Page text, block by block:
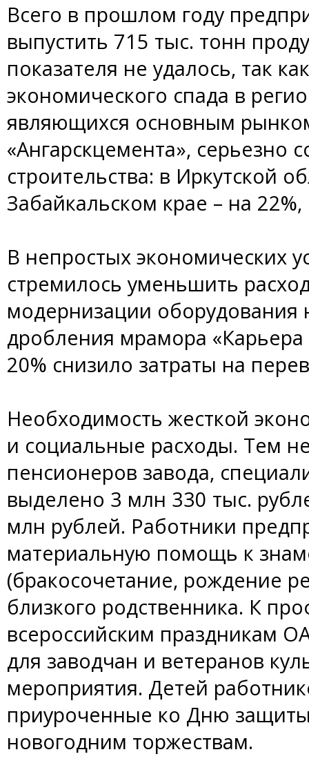
Всего в прошлом году
выпустить 715 тыс. тонн
показателя не удалось, так
экономического спада в
являющихся основным
«Ангарскцемента», серьезно
строительства: в Иркутской
Забайкальском крае – на
В непростых экономических
стремилось уменьшить
модернизации оборудования
дробления мрамора
20% снизило затраты на
Необходимость жесткой
и социальные расходы. Тем
пенсионеров завода,
выделено 3 млн 330 тыс.
млн рублей. Работники
материальную помощь к
(бракосочетание, рождение
близкого родственника. К
всероссийским праздникам
для заводчан и ветеранов
мероприятия. Детей
приуроченные ко Дню
новогодним торжествам.